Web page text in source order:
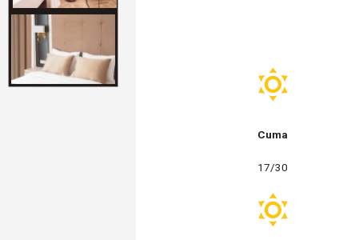
Cuma
17/30